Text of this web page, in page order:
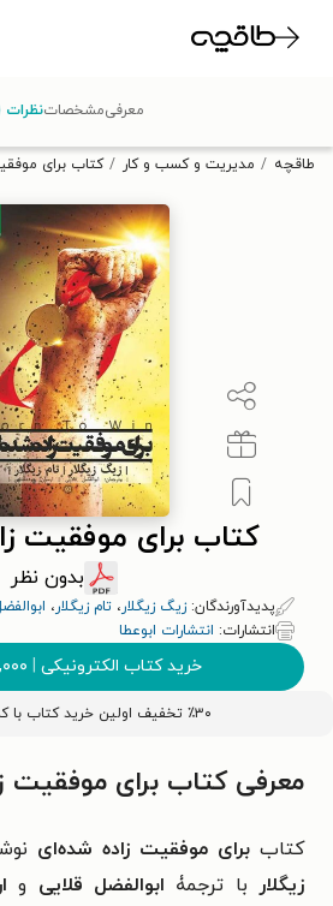
تخفیف از طاقچه دریافت
طاقچه مدیریت و کسب و کار کتاب برای
کتاب برای موفقیت
بدون نظر
پدیدآورندگان: زیگ زیگلار، تام زیگلار،
انتشارات: انتشارات ابوعطا
خرید کتاب الکترونیکی |
٪۳۰ تخفیف اولین خرید کتاب با کد
معرفیمشخصاتنظرات
معرفی کتاب برای موفقیت
کتاب برای موفقیت زاده شده‌ای
زیگلار با ترجمۀ ابوالفضل قلایی و